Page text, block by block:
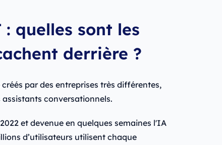
: quelles sont les
derrière ?
par des entreprises très différentes,
assistants conversationnels.
et devenue en quelques semaines l'IA
d’utilisateurs utilisent chaque